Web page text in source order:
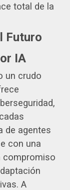
total de la
Futuro
IA
un crudo
de agentes
con una
compromiso
A